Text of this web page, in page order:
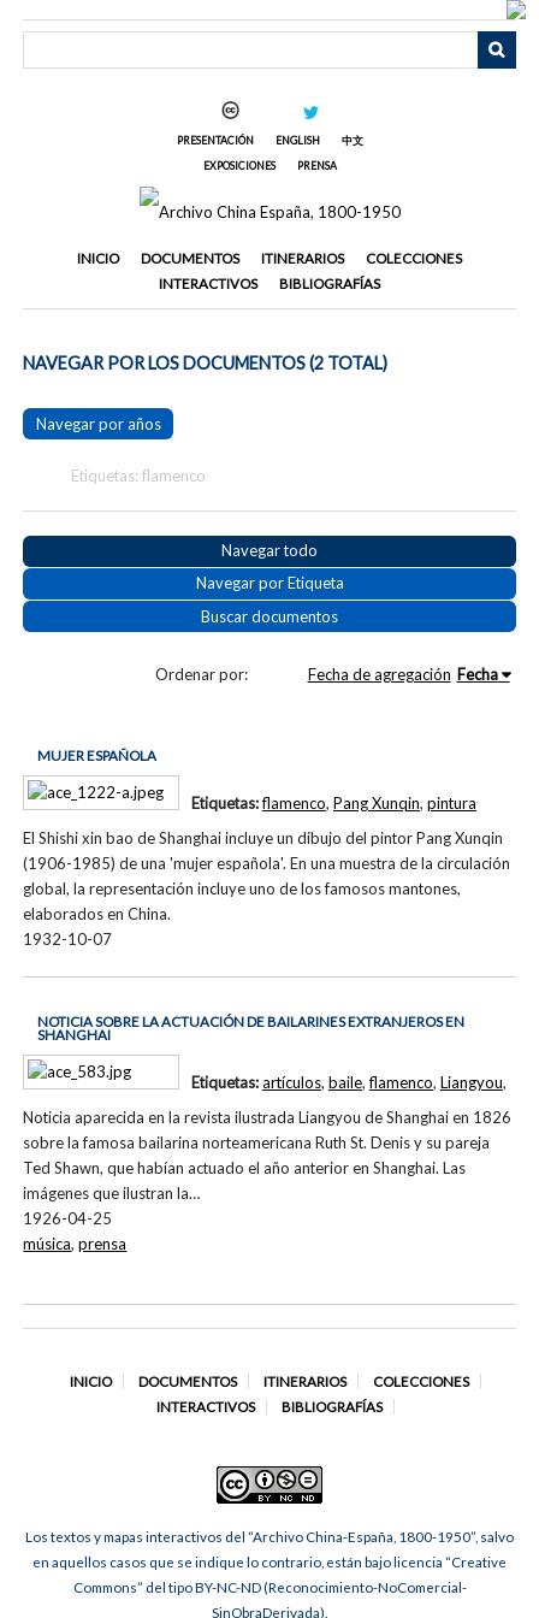
PRESENTACIÓN ENGLISH
中文
EXPOSICIONES
PRENSA
INICIO DOCUMENTOS ITINERARIOS
COLECCIONES
INTERACTIVOS
BIBLIOGRAFÍAS
NAVEGAR POR LOS DOCUMENTOS (2 TOTAL)
Navegar por años
Etiquetas: flamenco
Navegar todo
Navegar por Etiqueta
Buscar documentos
Ordenar por: Fecha de agregación Fecha
MUJER ESPAÑOLA
El Shishi xin bao de Shanghai incluye un dibujo del pintor Pang Xunqin
(1906-1985) de una 'mujer española'. En una muestra de la circulación
global, la representación incluye uno de los famosos mantones,
elaborados en China.
1932-10-07
Etiquetas:flamenco, Pang Xunqin, pintura
NOTICIA SOBRE LA ACTUACIÓN DE BAILARINES EXTRANJEROS EN
SHANGHAI
Noticia aparecida en la revista ilustrada Liangyou de Shanghai en 1826
sobre la famosa bailarina norteamericana Ruth St. Denis y su pareja
Ted Shawn, que habían actuado el año anterior en Shanghai. Las
imágenes que ilustran la…
1926-04-25
Etiquetas:artículos, baile,flamenco, Liangyou,
música,prensa
INICIO DOCUMENTOS ITINERARIOS
COLECCIONES
INTERACTIVOS
BIBLIOGRAFÍAS
Los textos y mapas interactivos del “Archivo China-España, 1800-1950”, salvo
en aquellos casos que se indique lo contrario, están bajo licencia “Creative
Commons” del tipo BY-NC-ND (Reconocimiento-NoComercial-
SinObraDerivada).